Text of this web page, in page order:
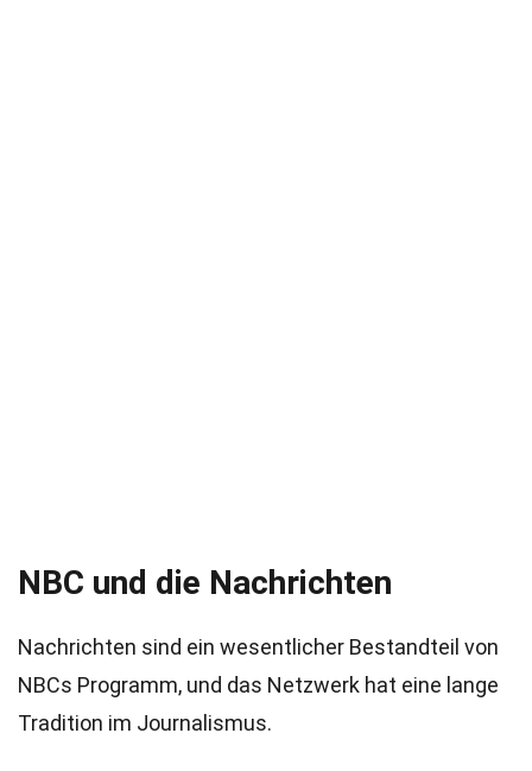
NBC und die Nachrichten
Nachrichten sind ein wesentlicher Bestandteil von
NBCs Programm, und das Netzwerk hat eine lange
Tradition im Journalismus.